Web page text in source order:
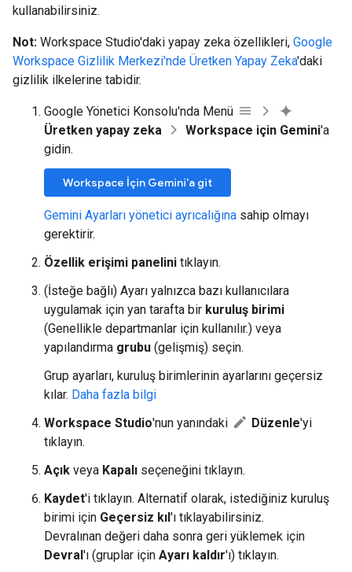
kullanabilirsiniz.
Not: Workspace Studio'daki yapay zeka özellikleri, Google
Workspace Gizlilik Merkezi'nde Üretken Yapay Zeka'daki
gizlilik ilkelerine tabidir.
Google Yönetici Konsolu'nda Menü
Üretken yapay zeka
Workspace için Gemini'a
gidin.
Workspace İçin Gemini'a git
Gemini Ayarları yönetici ayrıcalığına sahip olmayı
gerektirir.
Özellik erişimi panelini tıklayın.
(İsteğe bağlı) Ayarı yalnızca bazı kullanıcılara
uygulamak için yan tarafta bir kuruluş birimi
(Genellikle departmanlar için kullanılır.) veya
yapılandırma grubu (gelişmiş) seçin.
Grup ayarları, kuruluş birimlerinin ayarlarını geçersiz
kılar. Daha fazla bilgi
Workspace Studio'nun yanındaki Düzenle'yi
tıklayın.
Açık veya Kapalı seçeneğini tıklayın.
Kaydet'i tıklayın. Alternatif olarak, istediğiniz kuruluş
birimi için Geçersiz kıl'ı tıklayabilirsiniz.
Devralınan değeri daha sonra geri yüklemek için
Devral'ı (gruplar için Ayarı kaldır'ı) tıklayın.